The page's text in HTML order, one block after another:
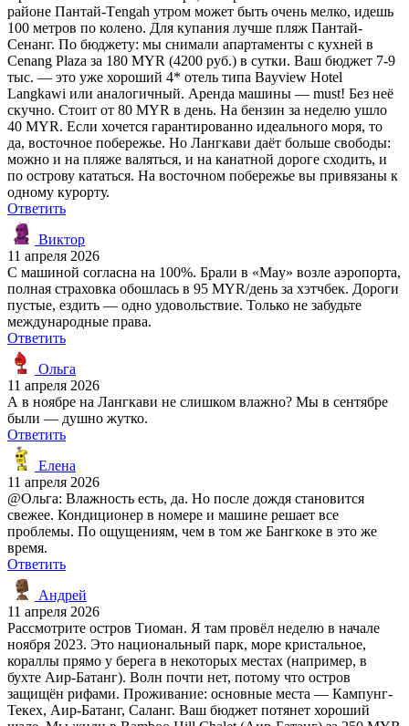
районе Пантай-Тengah утром может быть очень мелко, идешь
100 метров по колено. Для купания лучше пляж Пантай-
Сенанг. По бюджету: мы снимали апартаменты с кухней в
Cenang Plaza за 180 MYR (4200 руб.) в сутки. Ваш бюджет 7-9
тыс. — это уже хороший 4* отель типа Bayview Hotel
Langkawi или аналогичный. Аренда машины — must! Без неё
скучно. Стоит от 80 MYR в день. На бензин за неделю ушло
40 MYR. Если хочется гарантированно идеального моря, то
да, восточное побережье. Но Лангкави даёт больше свободы:
можно и на пляже валяться, и на канатной дороге сходить, и
по острову кататься. На восточном побережье вы привязаны к
одному курорту.
Ответить
Виктор
11 апреля 2026
С машиной согласна на 100%. Брали в «May» возле аэропорта,
полная страховка обошлась в 95 MYR/день за хэтчбек. Дороги
пустые, ездить — одно удовольствие. Только не забудьте
международные права.
Ответить
Ольга
11 апреля 2026
А в ноябре на Лангкави не слишком влажно? Мы в сентябре
были — душно жутко.
Ответить
Елена
11 апреля 2026
@Ольга: Влажность есть, да. Но после дождя становится
свежее. Кондиционер в номере и машине решает все
проблемы. По ощущениям, чем в том же Бангкоке в это же
время.
Ответить
Андрей
11 апреля 2026
Рассмотрите остров Тиоман. Я там провёл неделю в начале
ноября 2023. Это национальный парк, море кристальное,
кораллы прямо у берега в некоторых местах (например, в
бухте Аир-Батанг). Волн почти нет, потому что остров
защищён рифами. Проживание: основные места — Кампунг-
Текех, Аир-Батанг, Саланг. Ваш бюджет потянет хороший